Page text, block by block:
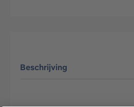
Beschrijving